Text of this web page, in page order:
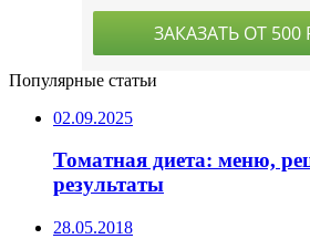
Популярные статьи
02.09.2025
Томатная диета: меню,
результаты
28.05.2018